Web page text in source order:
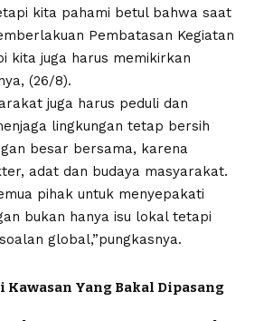
kita pahami betul bahwa saat
Pembatasan Kegiatan
kita juga harus memikirkan
(26/8).
juga harus peduli dan
lingkungan tetap bersih
besar bersama, karena
adat dan budaya masyarakat.
pihak untuk menyepakati
bukan hanya isu lokal tetapi
global,”pungkasnya.
Kawasan Yang Bakal Dipasang